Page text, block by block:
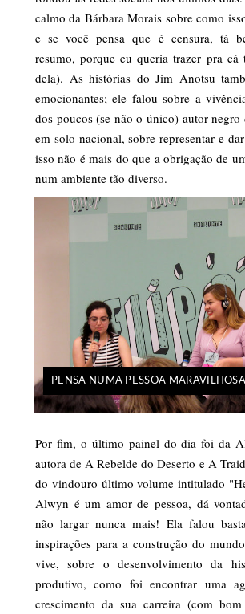
calmo da Bárbara Morais sobre como
e se você pensa que é censura, tá
resumo, porque eu queria trazer pra cá
dela). As histórias do Jim Anotsu
emocionantes; ele falou sobre a
dos poucos (se não o único) autor negro
em solo nacional, sobre representar e
isso não é mais do que a obrigação de
num ambiente tão diverso.
PENSA NUMA PESSOA
Por fim, o último painel do dia foi da
autora de A Rebelde do Deserto e A
do vindouro último volume intitulado
Alwyn é um amor de pessoa, dá
não largar nunca mais! Ela falou
inspirações para a construção do
vive, sobre o desenvolvimento da
produtivo, como foi encontrar uma
crescimento da sua carreira (com